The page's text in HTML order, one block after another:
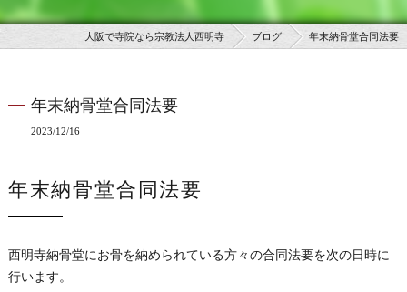
大阪で寺院なら宗教法人西明寺 ブログ 年末納骨堂合同法要
年末納骨堂合同法要
2023/12/16
年末納骨堂合同法要
西明寺納骨堂にお骨を納められている方々の合同法要を次の日時に
行います。